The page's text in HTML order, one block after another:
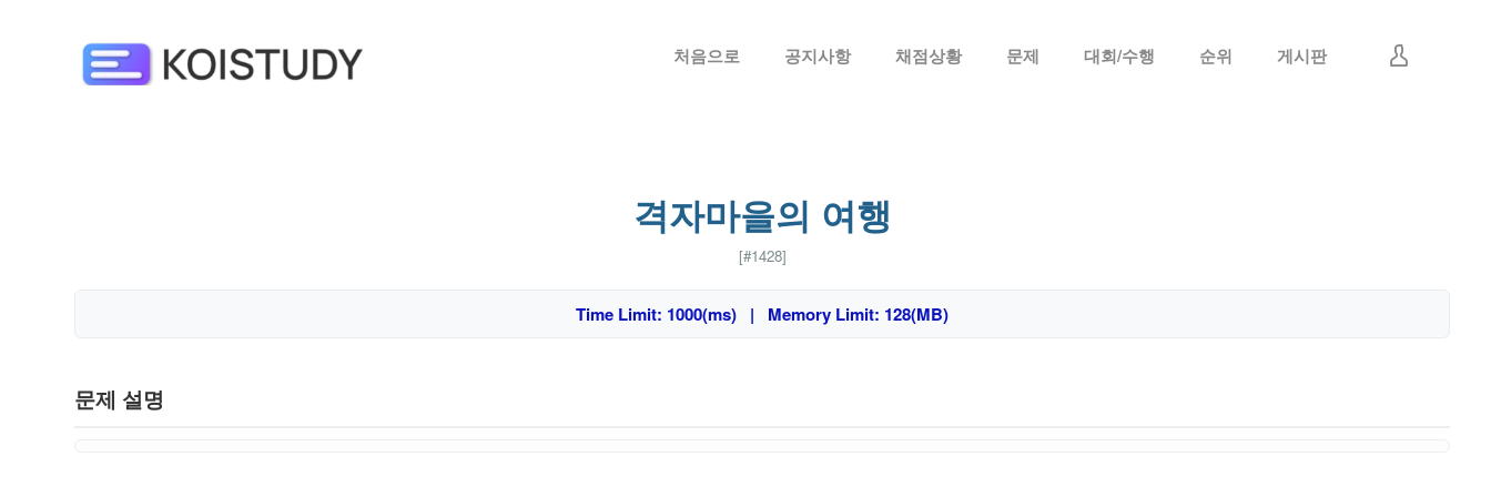
처음으로 공지사항 채점상황 문제 대회/수행 순위 게시판
격자마을의 여행
[#1428]
Time Limit: 1000(ms) | Memory Limit: 128(MB)
문제 설명